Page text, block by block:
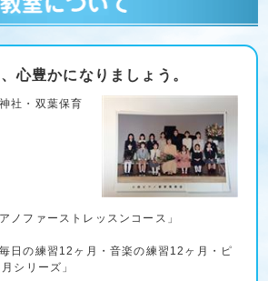
心豊かになりましょう。
社・双葉保育
ノファーストレッスンコース」
日の練習12ヶ月・音楽の練習12ヶ月・ピ
シリーズ」